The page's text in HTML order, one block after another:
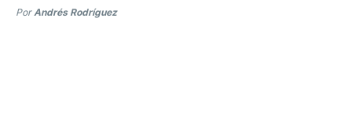
PorAndrés Rodríguez